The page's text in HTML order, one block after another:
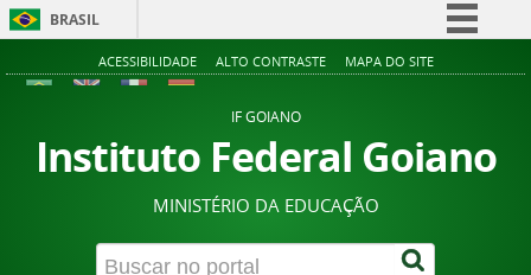
BRASIL
Simplifique!
Acesso à informação
Legislação
Canais
ACESSIBILIDADE ALTO CONTRASTE MAPA DO SITE
IF GOIANO
Instituto Federal Goiano
MINISTÉRIO DA EDUCAÇÃO